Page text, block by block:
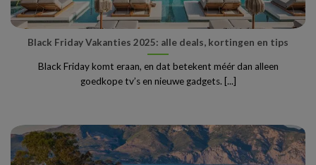
Black Friday Vakanties 2025: alle deals, kortingen en tips
Black Friday komt eraan, en dat betekent méér dan alleen
goedkope tv’s en nieuwe gadgets. [...]